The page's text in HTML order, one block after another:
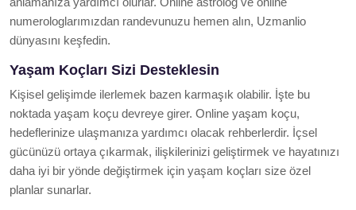
numerologlarımızdan randevunuzu hemen alın, Uzmanlio
dünyasını keşfedin.
Yaşam Koçları Sizi Desteklesin
Kişisel gelişimde ilerlemek bazen karmaşık olabilir. İşte bu
noktada yaşam koçu devreye girer. Online yaşam koçu,
hedeflerinize ulaşmanıza yardımcı olacak rehberlerdir. İçsel
gücünüzü ortaya çıkarmak, ilişkilerinizi geliştirmek ve hayatınızı
daha iyi bir yönde değiştirmek için yaşam koçları size özel
planlar sunarlar.